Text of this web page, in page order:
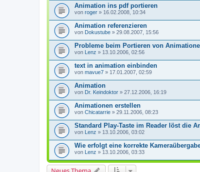
Animation ins pdf portieren
von roger » 16.02.2008, 10:34
Animation referenzieren
von Dokustube » 29.08.2007, 15:56
Probleme beim Portieren von
von Lenz » 13.10.2006, 02:56
text in animation einbinden
von mavue7 » 17.01.2007, 02:59
Animation
von Dr. Keindoktor » 27.12.2006, 16:19
Animationen erstellen
von Chicatarrie » 29.11.2006, 08:23
Standard Play-Taste im Reader löst die
von Lenz » 13.10.2006, 03:02
Wie erfolgt eine korrekte
von Lenz » 13.10.2006, 03:33